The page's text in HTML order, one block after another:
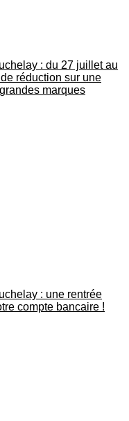
: du 27 juillet au
réduction sur une
marques
: une rentrée
compte bancaire !